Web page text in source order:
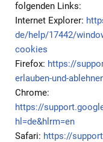
folgenden Links:
Internet Explorer:
de/help/17442/
cookies
Firefox: https://
erlauben-und-
Chrome:
https://
hl=de&hlrm=en
Safari: https://